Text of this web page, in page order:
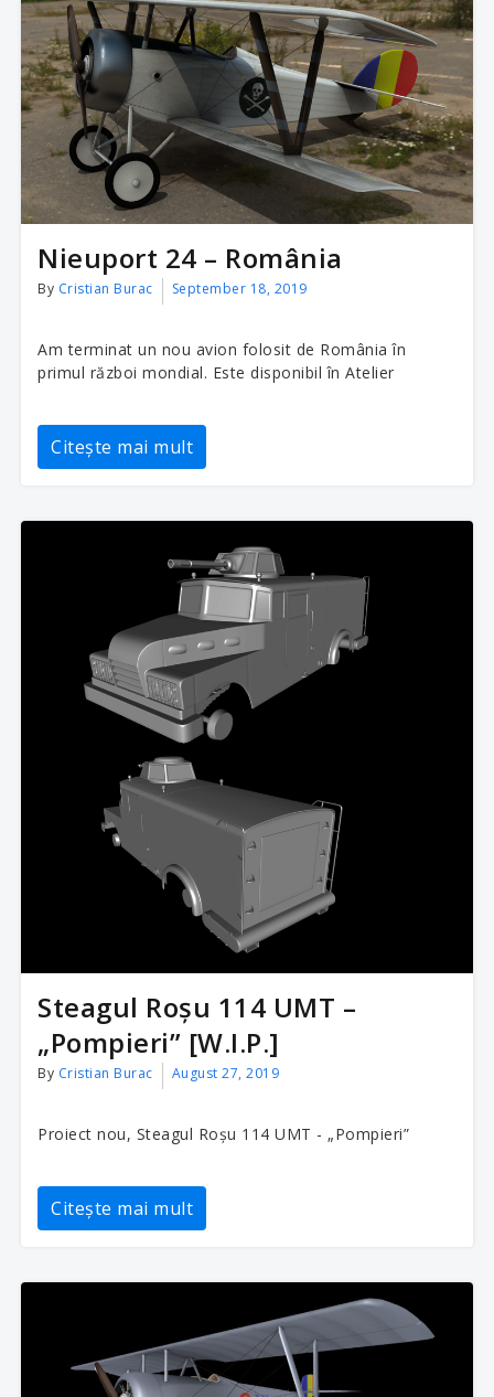
Nieuport 24 – România
By Cristian Burac September 18, 2019
Am terminat un nou avion folosit de România în
primul război mondial. Este disponibil în Atelier
Citește mai mult
Steagul Roșu 114 UMT –
„Pompieri” [W.I.P.]
By Cristian Burac August 27, 2019
Proiect nou, Steagul Roșu 114 UMT - „Pompieri”
Citește mai mult